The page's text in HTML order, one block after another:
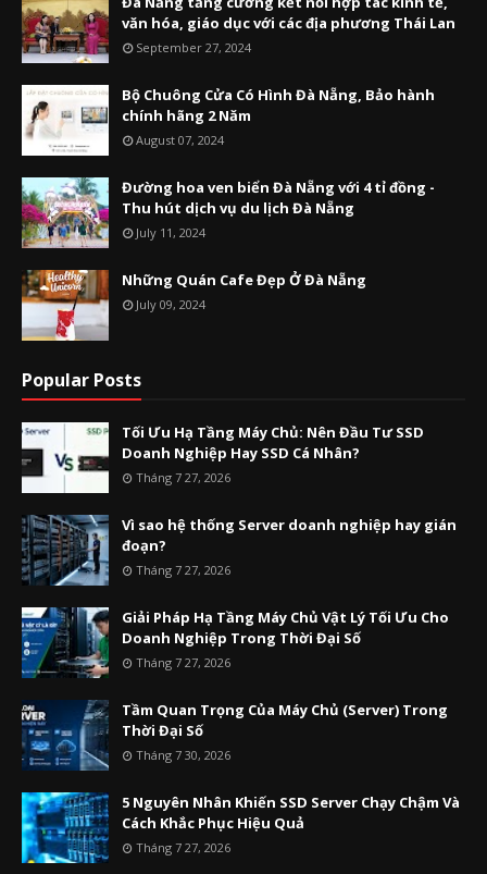
văn hóa, giáo dục với các địa phương Thái Lan
September 27, 2024
Bộ Chuông Cửa Có Hình Đà Nẵng, Bảo hành
chính hãng 2 Năm
August 07, 2024
Đường hoa ven biển Đà Nẵng với 4 tỉ đồng -
Thu hút dịch vụ du lịch Đà Nẵng
July 11, 2024
Những Quán Cafe Đẹp Ở Đà Nẵng
July 09, 2024
Popular Posts
Tối Ưu Hạ Tầng Máy Chủ: Nên Đầu Tư SSD
Doanh Nghiệp Hay SSD Cá Nhân?
Tháng 7 27, 2026
Vì sao hệ thống Server doanh nghiệp hay gián
đoạn?
Tháng 7 27, 2026
Giải Pháp Hạ Tầng Máy Chủ Vật Lý Tối Ưu Cho
Doanh Nghiệp Trong Thời Đại Số
Tháng 7 27, 2026
Tầm Quan Trọng Của Máy Chủ (Server) Trong
Thời Đại Số
Tháng 7 30, 2026
5 Nguyên Nhân Khiến SSD Server Chạy Chậm Và
Cách Khắc Phục Hiệu Quả
Tháng 7 27, 2026